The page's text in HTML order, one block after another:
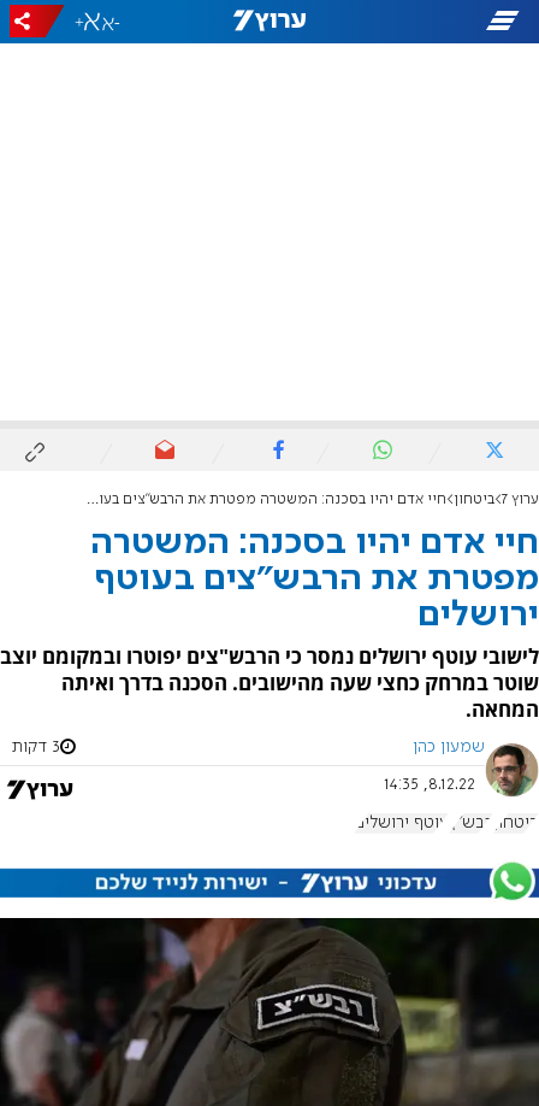
-
+
ערוץ 7 ביטחון חיי אדם יהיו בסכנה: המשטרה מפטרת את הרבש"צים בעוטף ירושלים
חיי אדם יהיו בסכנה: המשטרה
מפטרת את הרבש"צים בעוטף
ירושלים
לישובי עוטף ירושלים נמסר כי הרבש"צים יפוטרו ובמקומם יוצב
שוטר במרחק כחצי שעה מהישובים. הסכנה בדרך ואיתה
המחאה.
שמעון כהן 3 דקות
8.12.22, 14:35
ביטחון רבש"ץ עוטף ירושלים